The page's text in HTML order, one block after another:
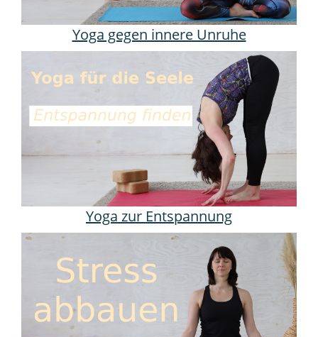
Yoga gegen innere Unruhe
Yoga zur Entspannung